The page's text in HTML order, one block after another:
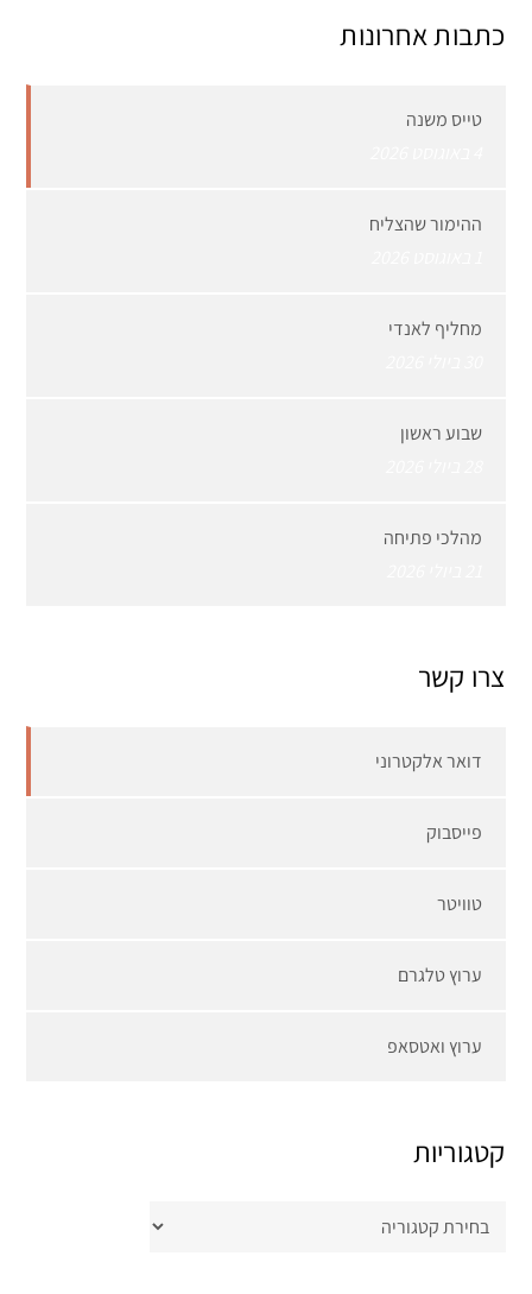
כתבות אחרונות
טייס משנה
ההימור שהצליח
מחליף לאנדי
שבוע ראשון
מהלכי פתיחה
צרו קשר
דואר אלקטרוני
פייסבוק
טוויטר
ערוץ טלגרם
ערוץ ואטסאפ
קטגוריות